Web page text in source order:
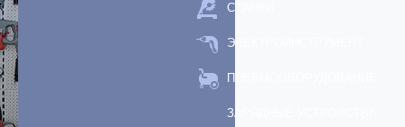
СТАНКИ
ЭЛЕКТРОИНСТРУМЕНТ
ПНЕВМООБОРУДОВАНИЕ
ЗАРЯДНЫЕ УСТРОЙСТВА